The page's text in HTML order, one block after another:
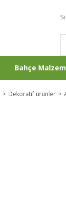
Bahçe
Dekoratif ürünler